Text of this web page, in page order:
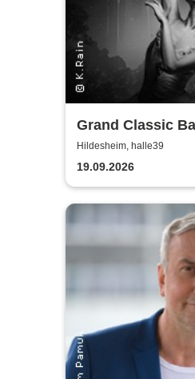
Grand Classic
Schwanensee -
Bühne mit live
Hildesheim, halle39
19.09.2026